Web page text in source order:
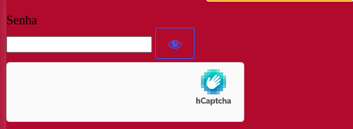
Senha